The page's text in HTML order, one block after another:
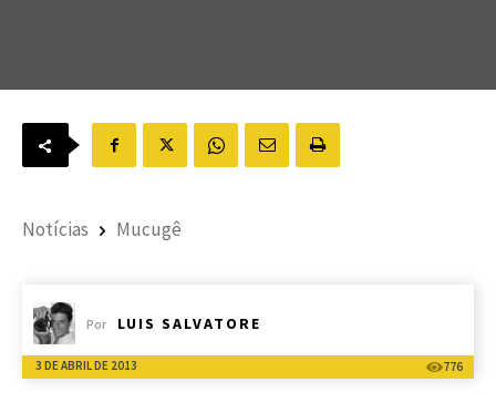
Notícias Mucugê
Por LUIS SALVATORE
3 DE ABRIL DE 2013 776